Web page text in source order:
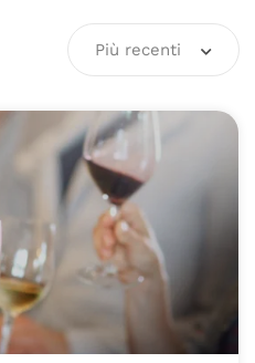
Più recenti